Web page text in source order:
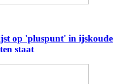
op 'pluspunt' in ijskoude
staat